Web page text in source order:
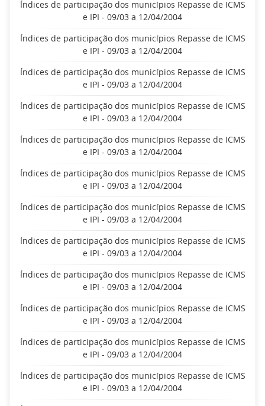
Índices de participação dos municípios Repasse de ICMS
e IPI - 09/03 a 12/04/2004
Índices de participação dos municípios Repasse de ICMS
e IPI - 09/03 a 12/04/2004
Índices de participação dos municípios Repasse de ICMS
e IPI - 09/03 a 12/04/2004
Índices de participação dos municípios Repasse de ICMS
e IPI - 09/03 a 12/04/2004
Índices de participação dos municípios Repasse de ICMS
e IPI - 09/03 a 12/04/2004
Índices de participação dos municípios Repasse de ICMS
e IPI - 09/03 a 12/04/2004
Índices de participação dos municípios Repasse de ICMS
e IPI - 09/03 a 12/04/2004
Índices de participação dos municípios Repasse de ICMS
e IPI - 09/03 a 12/04/2004
Índices de participação dos municípios Repasse de ICMS
e IPI - 09/03 a 12/04/2004
Índices de participação dos municípios Repasse de ICMS
e IPI - 09/03 a 12/04/2004
Índices de participação dos municípios Repasse de ICMS
e IPI - 09/03 a 12/04/2004
Índices de participação dos municípios Repasse de ICMS
e IPI - 09/03 a 12/04/2004